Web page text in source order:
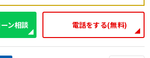
ン相談 電話をする(無料)